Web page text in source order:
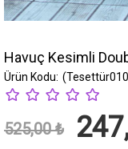
Havuç Kesimli
525,00 ₺